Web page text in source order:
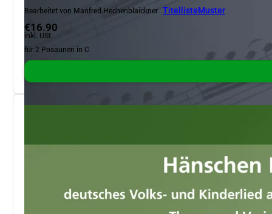
Bearbeitet von Manfred Hechenblaickner TitellisteMuster
€16.90
inkl. USt.
für 2 Posaunen in C